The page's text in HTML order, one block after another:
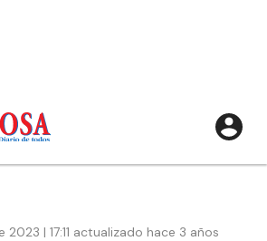
| 17:11 actualizado hace 3 años